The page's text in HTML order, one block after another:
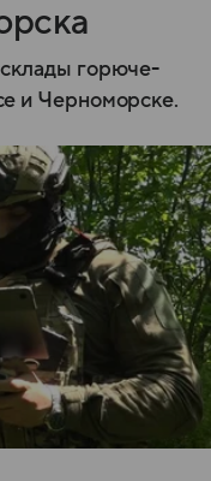
горюче-
и Черноморске.